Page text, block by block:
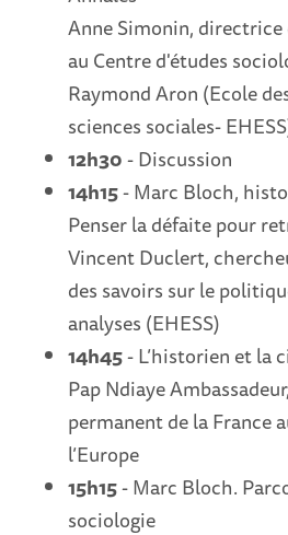
Anne Simonin, directrice
au Centre d'études
Raymond Aron (Ecole
sciences sociales-
12h30- Discussion
14h15- Marc Bloch,
Penser la défaite pour
Vincent Duclert,
des savoirs sur le
analyses (EHESS)
14h45- L’historien et la
Pap Ndiaye
permanent de la France
l’Europe
15h15- Marc Bloch.
sociologie